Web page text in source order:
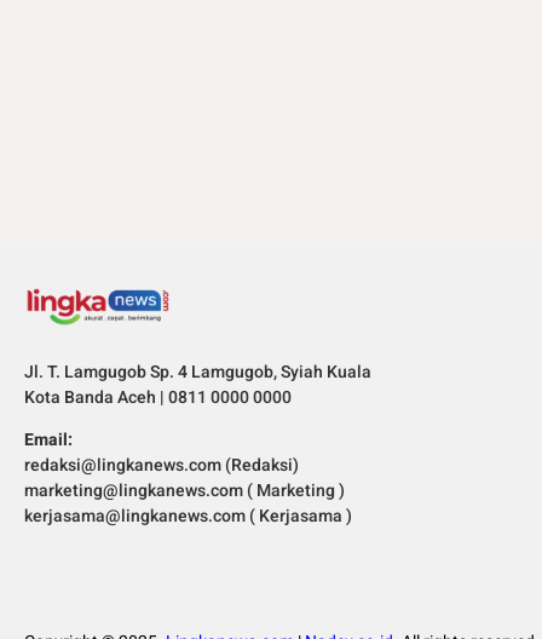
Jl. T. Lamgugob Sp. 4 Lamgugob, Syiah Kuala
Kota Banda Aceh | 0811 0000 0000
Email:
redaksi@lingkanews.com (Redaksi)
marketing@lingkanews.com ( Marketing )
kerjasama@lingkanews.com ( Kerjasama )